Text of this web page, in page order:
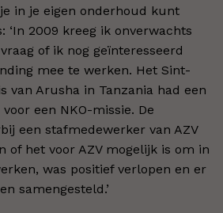
in je eigen onderhoud kunt
‘In 2009 kreeg ik onverwachts
of ik nog geïnteresseerd
mee te werken. Het Sint-
van Arusha in Tanzania had een
een NKO-missie. De
een stafmedewerker van AZV
of het voor AZV mogelijk is om in
was positief verlopen en er
samengesteld.’